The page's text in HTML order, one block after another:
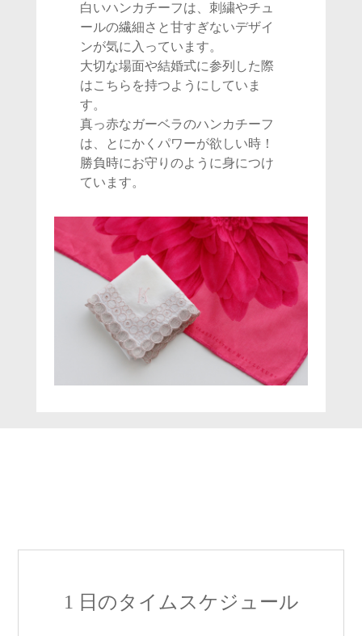
白いハンカチーフは、刺繍やチュ
ールの繊細さと甘すぎないデザイ
ンが気に入っています。
大切な場面や結婚式に参列した際
はこちらを持つようにしていま
す。
真っ赤なガーベラのハンカチーフ
は、とにかくパワーが欲しい時！
勝負時にお守りのように身につけ
ています。
1 日のタイムスケジュール